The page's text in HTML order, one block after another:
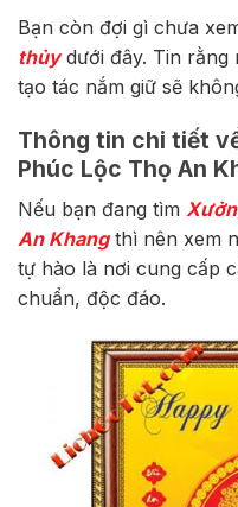
Bạn còn đợi gì chưa
thủy dưới đây. Tin rằng
tạo tác nắm giữ sẽ
Thông tin chi tiết
Phúc Lộc Thọ An
Nếu bạn đang tìm
An Khang thì nên xem
tự hào là nơi cung cấp
chuẩn, độc đáo.